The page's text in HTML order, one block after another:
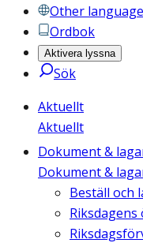
Other
Ordbok
Aktivera lyssna
Sök
Aktuellt
Aktuellt
Dokument &
Dokument &
Beställ och